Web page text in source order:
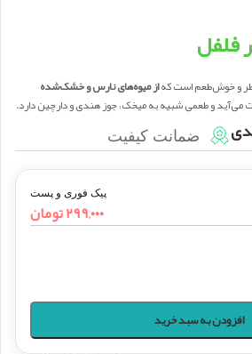
فلفل
از میوه‌های نارس و خشک‌شده
و طعمی شبیه به میخک، جوز هندی و دارچین دارد.
ضمانت کیفیت
پیک فوری و پست
۲۹۹,۰۰۰تومان
افزودن به سبد خرید